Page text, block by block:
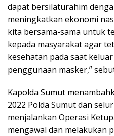
dapat bersilaturahim
meningkatkan ekonomi
kita bersama-sama untuk
kepada masyarakat agar
kesehatan pada saat
penggunaan masker,”
Kapolda Sumut
2022 Polda Sumut dan
menjalankan Operasi
mengawal dan melakukan